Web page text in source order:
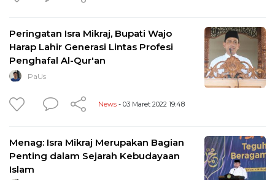
Peringatan Isra Mikraj, Bupati Wajo
Harap Lahir Generasi Lintas Profesi
Penghafal Al-Qur'an
PaUs
News - 03 Maret 2022 19:48
Menag: Isra Mikraj Merupakan Bagian
Penting dalam Sejarah Kebudayaan
Islam